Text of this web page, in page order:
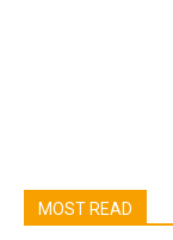
MOST READ